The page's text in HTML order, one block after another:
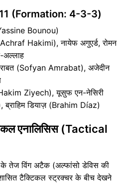
11 (Formation: 4-3-3)
Bounou)
Hakimi), नायेफ अगुएर्ड, रोमन
अल्लाह
(Sofyan Amrabat), अजेदीन
Ziyech), यूसुफ एन-नेसिरी
डियाज़ (Brahim Díaz)
एनालिसिस (Tactical
तेज विंग अटैक (अल्फांसो डेविस की
टैक्टिकल स्ट्रक्चर के बीच देखने